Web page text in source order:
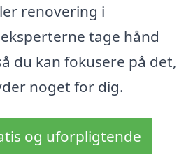
renovering i
tage hånd
du kan fokusere på det,
noget for dig.
og uforpligtende